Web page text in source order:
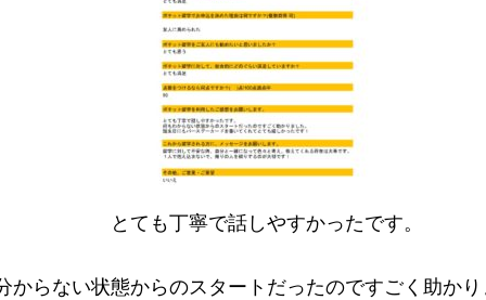
とても丁寧で話しやすかったです。
からない状態からのスタートだったのですごく助か